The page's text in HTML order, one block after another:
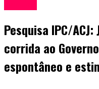
Pesquisa IPC/
corrida ao
espontâneo e